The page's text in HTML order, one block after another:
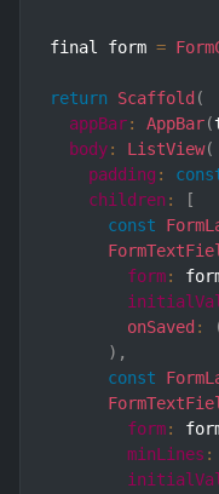
final form =
return Scaffold (
appBar: AppBar(
body: ListView(
padding :
children :
[
const
form:
onSaved :
) ,
const
form:
minLines :